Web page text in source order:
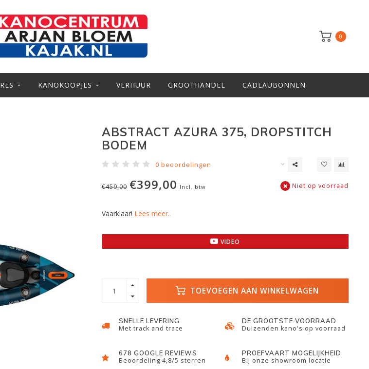
0
KANOKOOPJES VERHUUR GROOTHANDEL CADEAUBONNEN
ABSTRACT AZURA 375, DROPSTITCH
BODEM
0 beoordelingen
€459,00 €399,00 Incl. btw Niet op voorraad
Vaarklaar! Lees meer..
VIDEO
TOEVOEGEN AAN WINKELWAGEN
SNELLE LEVERING
Met track and trace
DE GROOTSTE VOORRAAD
Duizenden kano's op voorraad
678 GOOGLE REVIEWS
Beoordeling 4,8/5 sterren
PROEFVAART MOGELIJKHEID
Bij onze showroom locatie